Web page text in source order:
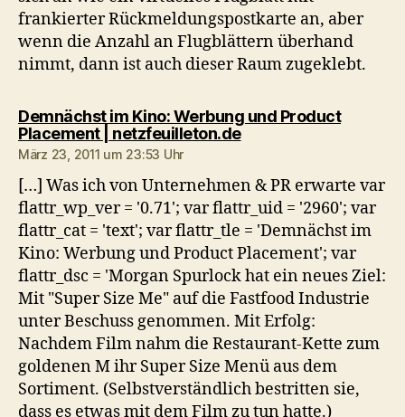
frankierter Rückmeldungspostkarte an, aber
wenn die Anzahl an Flugblättern überhand
nimmt, dann ist auch dieser Raum zugeklebt.
Demnächst im Kino: Werbung und Product
Placement | netzfeuilleton.desagt:
März 23, 2011 um 23:53 Uhr
[…] Was ich von Unternehmen & PR erwarte var
flattr_wp_ver = '0.71'; var flattr_uid = '2960'; var
flattr_cat = 'text'; var flattr_tle = 'Demnächst im
Kino: Werbung und Product Placement'; var
flattr_dsc = 'Morgan Spurlock hat ein neues Ziel:
Mit "Super Size Me" auf die Fastfood Industrie
unter Beschuss genommen. Mit Erfolg:
Nachdem Film nahm die Restaurant-Kette zum
goldenen M ihr Super Size Menü aus dem
Sortiment. (Selbstverständlich bestritten sie,
dass es etwas mit dem Film zu tun hatte.)